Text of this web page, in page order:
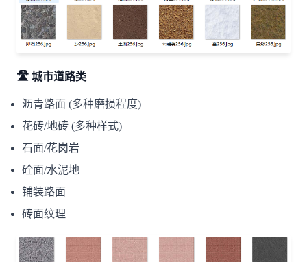
🛣️ 城市道路类
沥青路面 (多种磨损程度)
花砖/地砖 (多种样式)
石面/花岗岩
砼面/水泥地
铺装路面
砖面纹理